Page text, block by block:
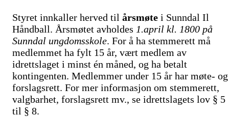
Styret innkaller herved til årsmøte i Sunndal Il
Håndball. Årsmøtet avholdes 1.april kl. 1800 på
Sunndal ungdomsskole. For å ha stemmerett må
medlemmet ha fylt 15 år, vært medlem av
idrettslaget i minst én måned, og ha betalt
kontingenten. Medlemmer under 15 år har møte- og
forslagsrett. For mer informasjon om stemmerett,
valgbarhet, forslagsrett mv., se idrettslagets lov § 5
til § 8.